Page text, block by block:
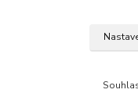
Copyright